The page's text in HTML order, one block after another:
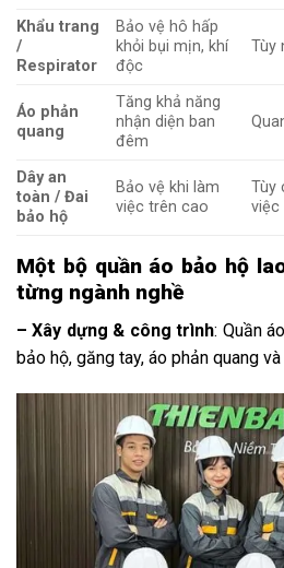
Khẩu trang
/
Respirator
Bảo vệ hô hấp
khỏi bụi mịn, khí
độc
Tùy
Áo phản
quang
Tăng khả năng
nhận diện ban
đêm
Dây an
toàn / Đai
bảo hộ
Bảo vệ khi làm
việc trên cao
Tùy
việc
Một bộ quần áo bảo hộ
từng ngành nghề
– Xây dựng & công trình: Quần
bảo hộ, găng tay, áo phản quang